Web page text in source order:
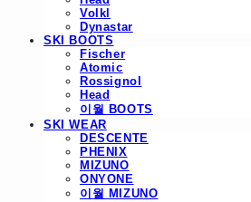
Volkl
Dynastar
SKI BOOTS
Fischer
Atomic
Rossignol
Head
이월 BOOTS
SKI WEAR
DESCENTE
PHENIX
MIZUNO
ONYONE
이월 MIZUNO